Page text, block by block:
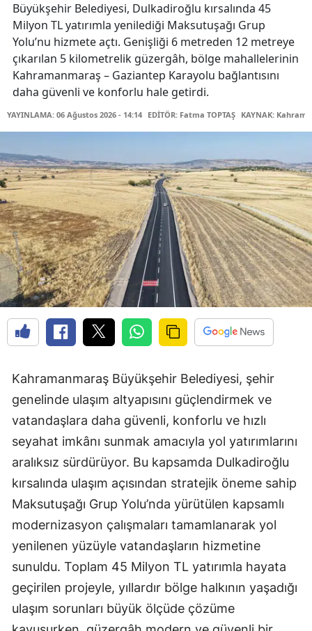
Büyükşehir Belediyesi, Dulkadiroğlu kırsalında 45
Milyon TL yatırımla yenilediği Maksutuşağı Grup
Yolu’nu hizmete açtı. Genişliği 6 metreden 12 metreye
çıkarılan 5 kilometrelik güzergâh, bölge mahallelerinin
Kahramanmaraş – Gaziantep Karayolu bağlantısını
daha güvenli ve konforlu hale getirdi.
YAYINLAMA: 06 Ağustos 2026 - 14:14 EDİTÖR: Fatma TOPTAŞ KAYNAK:
Kahramanmaraş Büyükşehir Belediyesi, şehir
genelinde ulaşım altyapısını güçlendirmek ve
vatandaşlara daha güvenli, konforlu ve hızlı
seyahat imkânı sunmak amacıyla yol yatırımlarını
aralıksız sürdürüyor. Bu kapsamda Dulkadiroğlu
kırsalında ulaşım açısından stratejik öneme sahip
Maksutuşağı Grup Yolu’nda yürütülen kapsamlı
modernizasyon çalışmaları tamamlanarak yol
yenilenen yüzüyle vatandaşların hizmetine
sunuldu. Toplam 45 Milyon TL yatırımla hayata
geçirilen projeyle, yıllardır bölge halkının yaşadığı
ulaşım sorunları büyük ölçüde çözüme